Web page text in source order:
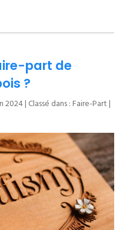
part de
?
2024| Classé dans : Faire-Part |